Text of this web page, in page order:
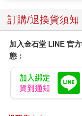
訂購/退換貨須知
加入金石堂 LINE 官
態：